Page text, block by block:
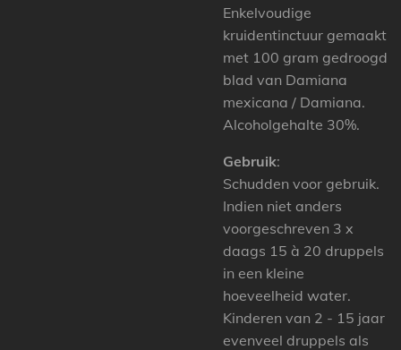
Enkelvoudige
kruidentinctuur gemaakt
met 100 gram gedroogd
blad van Damiana
mexicana / Damiana.
Alcoholgehalte 30%.
Gebruik:
Schudden voor gebruik.
Indien niet anders
voorgeschreven 3 x
daags 15 à 20 druppels
in een kleine
hoeveelheid water.
Kinderen van 2 - 15 jaar
evenveel druppels als